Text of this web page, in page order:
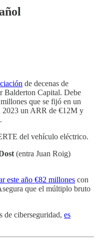
de decenas de
Balderton Capital. Debe
que se fijó en un
2023 un ARR de €12M y
del vehículo eléctrico.
(entra Juan Roig)
este año €82 millones con
que el múltiplo bruto
de ciberseguridad, es